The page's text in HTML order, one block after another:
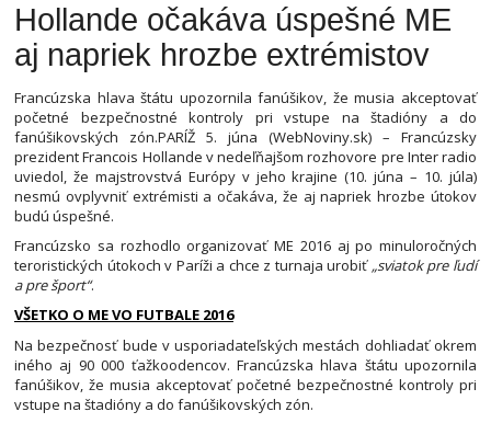
Hollande očakáva úspešné ME
aj napriek hrozbe extrémistov
Francúzska hlava štátu upozornila fanúšikov, že musia akceptovať
početné bezpečnostné kontroly pri vstupe na štadióny a do
fanúšikovských zón.PARÍŽ 5. júna (WebNoviny.sk) – Francúzsky
prezident Francois Hollande v nedeľňajšom rozhovore pre Inter radio
uviedol, že majstrovstvá Európy v jeho krajine (10. júna – 10. júla)
nesmú ovplyvniť extrémisti a očakáva, že aj napriek hrozbe útokov
budú úspešné.
Francúzsko sa rozhodlo organizovať ME 2016 aj po minuloročných
teroristických útokoch v Paríži a chce z turnaja urobiť „sviatok pre ľudí
a pre šport“.
VŠETKO O ME VO FUTBALE 2016
Na bezpečnosť bude v usporiadateľských mestách dohliadať okrem
iného aj 90 000 ťažkoodencov. Francúzska hlava štátu upozornila
fanúšikov, že musia akceptovať početné bezpečnostné kontroly pri
vstupe na štadióny a do fanúšikovských zón.